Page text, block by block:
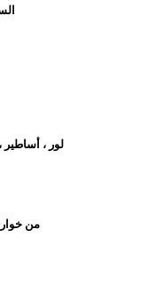
لور ،
من